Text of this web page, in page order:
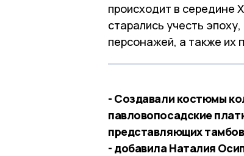
происходит в середине
старались учесть
персонажей, а также их
- Создавали костюмы
павловопосадские
представляющих
- добавила Наталия